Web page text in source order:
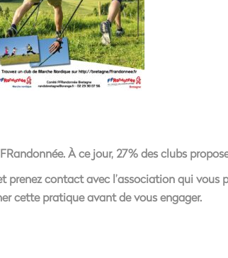
À ce jour, 27% des clubs
contact avec l’association qui vous
cette pratique avant de vous engager.